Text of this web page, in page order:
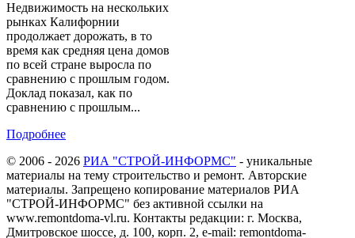
Недвижимость на нескольких
рынках Калифорнии
продолжает дорожать, в то
время как средняя цена домов
по всей стране выросла по
сравнению с прошлым годом.
Доклад показал, как по
сравнению с прошлым...
Подробнее
© 2006 - 2026 РИА "СТРОЙ-ИНФОРМС" - уникальные
материалы на тему строительство и ремонт. Авторские
материалы. Запрещено копирование материалов РИА
"СТРОЙ-ИНФОРМС" без активной ссылки на
www.remontdoma-vl.ru. Контакты редакции: г. Москва,
Дмитровское шоссе, д. 100, корп. 2, e-mail: remontdoma-